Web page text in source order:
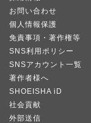
お問い合わせ
個人情報保護
免責事項・著作権等
SNS利用ポリシー
SNSアカウント一覧
著作者様へ
SHOEISHA iD
社会貢献
外部送信